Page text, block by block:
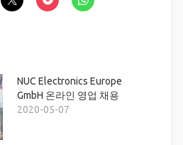
NUC Electronics Europe
GmbH 온라인 영업 채용
2020-05-07